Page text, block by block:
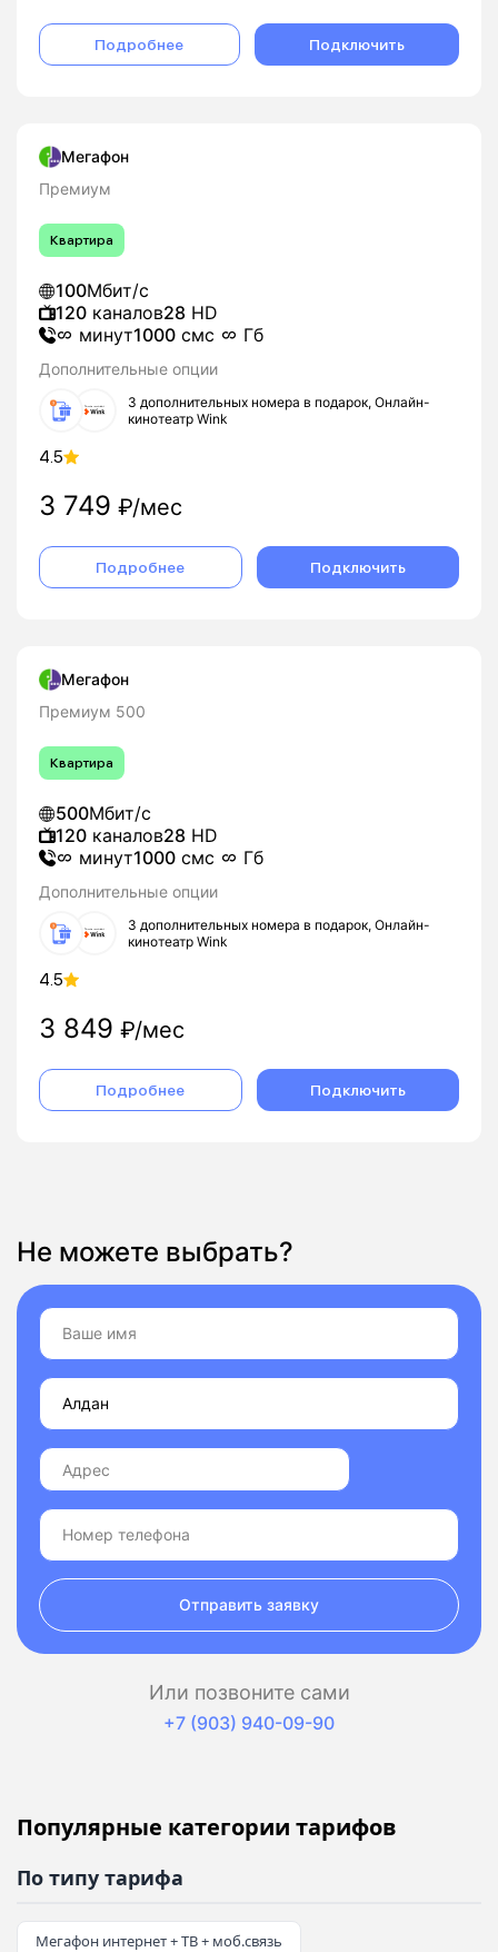
Не можете выбрать?
Отправить заявку
Или позвоните сами
+7 (903) 940-09-90
Подробнее Подключить
Мегафон
Премиум
Квартира
100Мбит/с
120 каналов28 HD
минут1000 смс Гб
Дополнительные опции
3 дополнительных номера в подарок, Онлайн-
кинотеатр Wink
4.5
3 749 ₽/мес
Подробнее Подключить
Мегафон
Премиум 500
Квартира
500Мбит/с
120 каналов28 HD
минут1000 смс Гб
Дополнительные опции
3 дополнительных номера в подарок, Онлайн-
кинотеатр Wink
4.5
3 849 ₽/мес
Подробнее Подключить
Популярные категории тарифов
По типу тарифа
Мегафон интернет + ТВ + моб.связь